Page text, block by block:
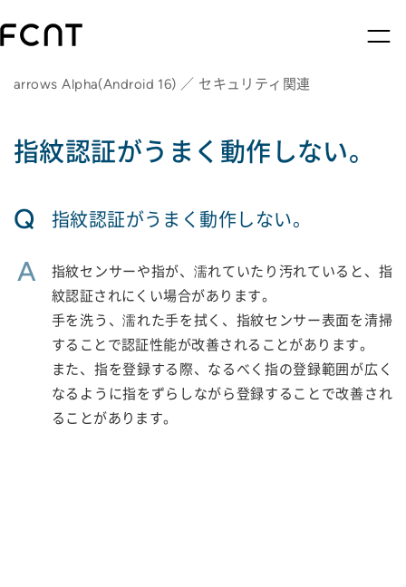
arrows Alpha(Android 16) ／ セキュリティ関連
指紋認証がうまく動作しない。
Q 指紋認証がうまく動作しない。
A
指紋センサーや指が、濡れていたり汚れていると、指
紋認証されにくい場合があります。
手を洗う、濡れた手を拭く、指紋センサー表面を清掃
することで認証性能が改善されることがあります。
また、指を登録する際、なるべく指の登録範囲が広く
なるように指をずらしながら登録することで改善され
ることがあります。